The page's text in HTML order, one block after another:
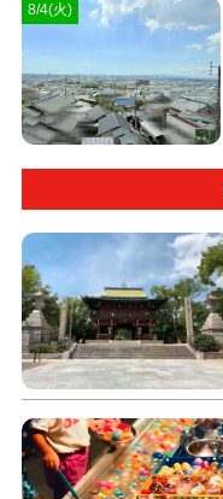
8/4(火)